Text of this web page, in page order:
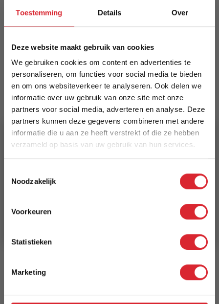
Toestemming Details Over
Deze website maakt gebruik van cookies
We gebruiken cookies om content en advertenties te
personaliseren, om functies voor social media te bieden
en om ons websiteverkeer te analyseren. Ook delen we
informatie over uw gebruik van onze site met onze
partners voor social media, adverteren en analyse. Deze
partners kunnen deze gegevens combineren met andere
informatie die u aan ze heeft verstrekt of die ze hebben
verzameld op basis van uw gebruik van hun services.
Noodzakelijk
Voorkeuren
Statistieken
Marketing
walnootkleurige afwerking en robuust metalen
onderstel. Duurzaam, uniek natuurproduct met
subtiele tekening — elegante blikvanger voor uw
eetkamer.
Schrijf uw eigen review
Meer informatie
Merk
Dimehouse
8720239839913
Prijs
€ 874,94
Levertijd